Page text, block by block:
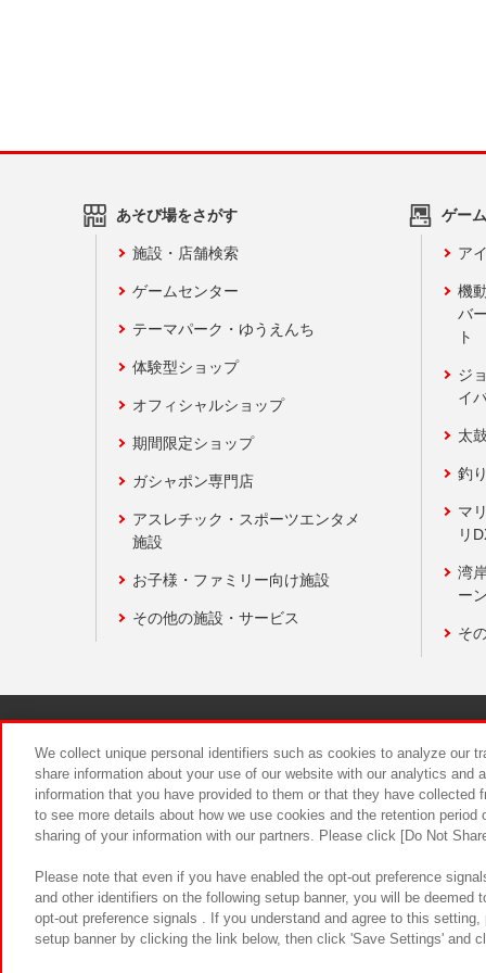
あそび場をさがす
施設・店舗検索
ゲームセンター
テーマパーク・ゆうえんち
体験型ショップ
オフィシャルショップ
期間限定ショップ
ガシャポン専門店
アスレチック・スポーツエンタメ
施設
お子様・ファミリー向け施設
その他の施設・サービス
ゲー
ア
機
バ
ト
ジ
イ
太
釣
マ
リ
湾
ー
そ
食品のご
We collect unique personal identifiers such as cookies to analyze our
share information about your use of our website with our analytics and
information that you have provided to them or that they have
to see more details about how we use cookies and the retention
sharing of your information with our partners. Please click [Do Not
Please note that even if you have enabled the opt-out preference
and other identifiers on the following setup banner, you will be
opt-out preference signals . If you understand and agree to this
setup banner by clicking the link below, then click 'Save Settings' and